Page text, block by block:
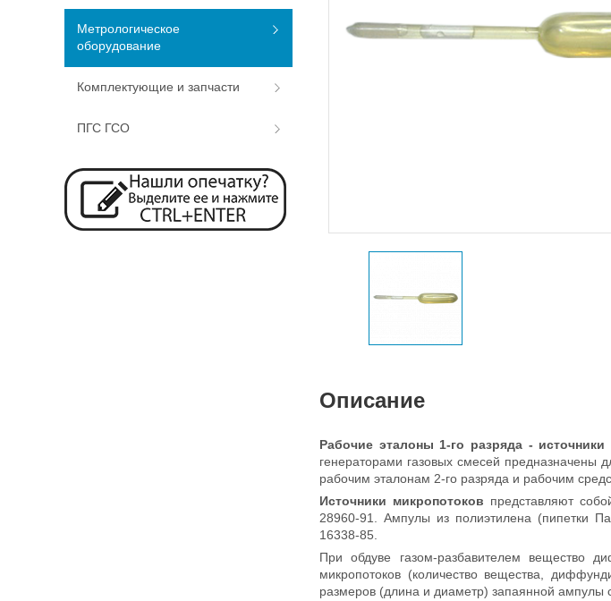
Описание
Рабочие эталоны 1-го разряда -
генераторами газовых смесей предназначены
рабочим эталонам 2-го разряда и рабочим
Источники микропотоков представляют
28960-91. Ампулы из полиэтилена (пипетки
16338-85.
При обдуве газом-разбавителем вещество
микропотоков (количество вещества,
размеров (длина и диаметр) запаянной
Метрологическое
оборудование
Комплектующие и запчасти
ПГС ГСО